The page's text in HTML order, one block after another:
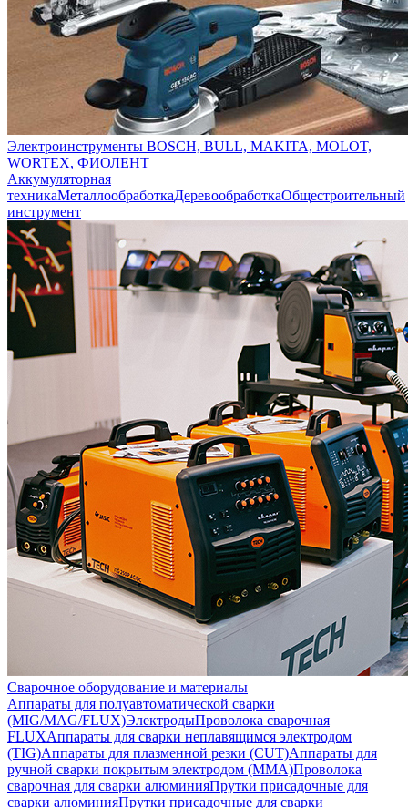
Электроинструменты BOSCH, BULL, MAKITA, MOLOT,
WORTEX, ФИОЛЕНТ
Аккумуляторная
техникаМеталлообработкаДеревообработкаОбщестроительный
инструмент
Сварочное оборудование и материалы
Аппараты для полуавтоматической сварки
(MIG/MAG/FLUX)ЭлектродыПроволока сварочная
FLUXАппараты для сварки неплавящимся электродом
(TIG)Аппараты для плазменной резки (CUT)Аппараты для
ручной сварки покрытым электродом (MMA)Проволока
сварочная для сварки алюминияПрутки присадочные для
сварки алюминияПрутки присадочные для сварки